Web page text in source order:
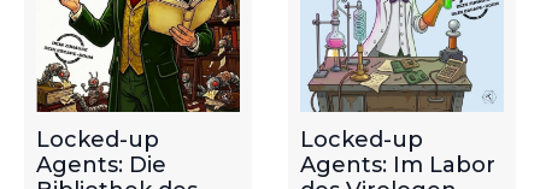
Locked-up
Agents: Die
Locked-up
Agents: Im Labor